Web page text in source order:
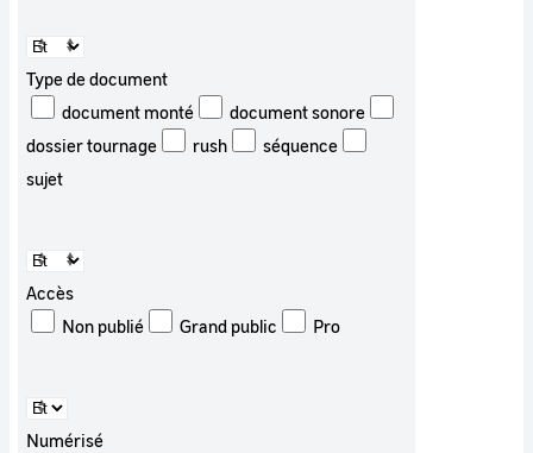
Type de document
document monté
document sonore
dossier tournage
rush
séquence
sujet
Accès
Non publié
Grand public Pro
Numérisé